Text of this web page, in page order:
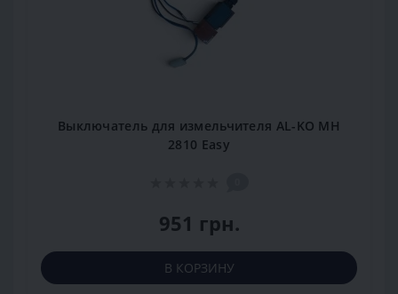
Выключатель для измельчителя AL-KO MH
2810 Easy
951 грн.
В КОРЗИНУ